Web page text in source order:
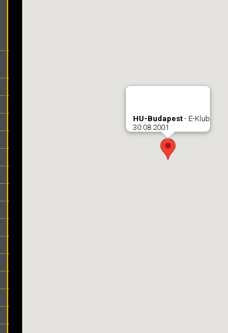
HU-Budapest - E-Klub
30.08.2001